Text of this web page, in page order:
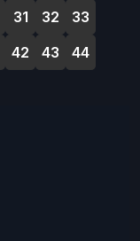
31 32
33
42 43
44